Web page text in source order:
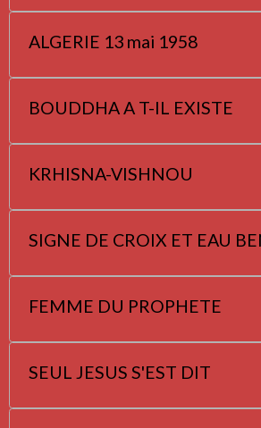
ALGERIE 13 mai 1958
BOUDDHA A T-IL EXISTE
KRHISNA-VISHNOU
SIGNE DE CROIX ET EAU
FEMME DU PROPHETE
SEUL JESUS S'EST DIT